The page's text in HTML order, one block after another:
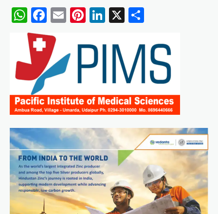
WhatsApp
Facebook
EmailPinterest
LinkedIn
X